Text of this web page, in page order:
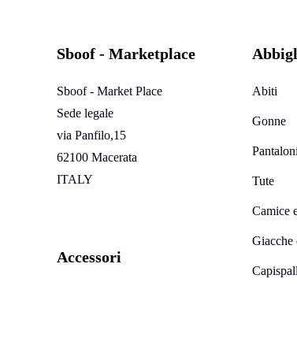
Sboof - Marketplace
Sboof - Market Place
Sede legale
via Panfilo,15
62100 Macerata
ITALY
Accessori
Abiti
Gonne
Pantaloni
Tute
Camice
Giacche